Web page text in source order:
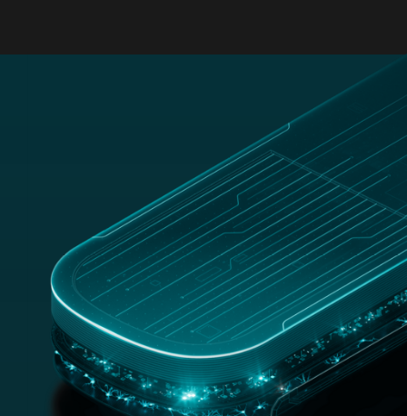
EN EL SORTEO DE UN IPAD DE 128 GB!